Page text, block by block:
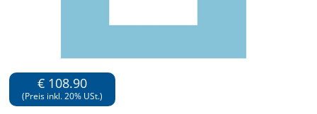
€ 108.90
(Preis inkl. 20% USt.)